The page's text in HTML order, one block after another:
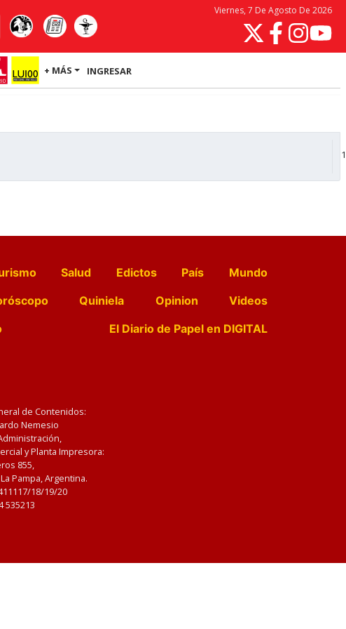
Viernes, 7 De Agosto De 2026
+ MÁS INGRESAR
Salud Edictos País
Mundo
Quiniela Opinion
Videos
El Diario de Papel en DIGITAL
de Contenidos:
Nemesio
y Planta Impresora:
855,
Pampa, Argentina.
18/19/20
535213